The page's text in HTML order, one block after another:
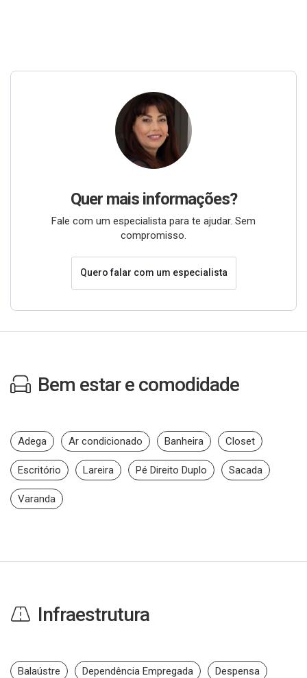
Quer mais informações?
Fale com um especialista para te ajudar. Sem
compromisso.
Quero falar com um especialista
Bem estar e comodidade
Adega Ar condicionado Banheira Closet
Escritório Lareira Pé Direito Duplo Sacada
Varanda
Infraestrutura
Balaústre Dependência Empregada Despensa